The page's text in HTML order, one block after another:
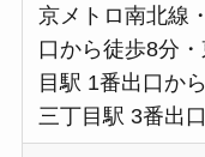
京メトロ南北線
口から徒歩8分
目駅 1番出口か
三丁目駅 3番出